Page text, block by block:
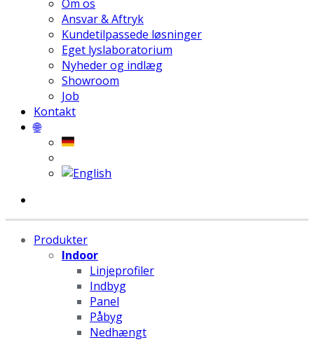
Om os
Ansvar & Aftryk
Kundetilpassede løsninger
Eget lyslaboratorium
Nyheder og indlæg
Showroom
Job
Kontakt
🌐
Produkter
Indoor
Linjeprofiler
Indbyg
Panel
Påbyg
Nedhængt